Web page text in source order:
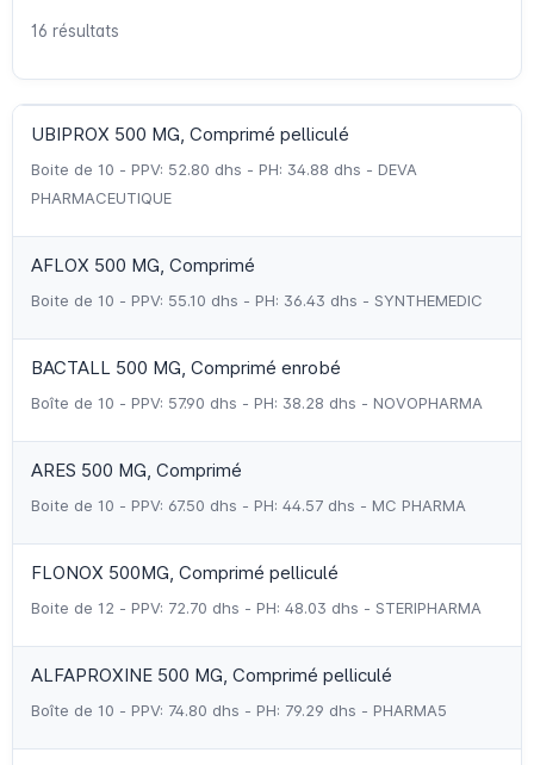
16 résultats
UBIPROX 500 MG, Comprimé pelliculé
Boite de 10 - PPV: 52.80 dhs - PH: 34.88 dhs - DEVA
PHARMACEUTIQUE
AFLOX 500 MG, Comprimé
Boite de 10 - PPV: 55.10 dhs - PH: 36.43 dhs - SYNTHEMEDIC
BACTALL 500 MG, Comprimé enrobé
Boîte de 10 - PPV: 57.90 dhs - PH: 38.28 dhs - NOVOPHARMA
ARES 500 MG, Comprimé
Boite de 10 - PPV: 67.50 dhs - PH: 44.57 dhs - MC PHARMA
FLONOX 500MG, Comprimé pelliculé
Boite de 12 - PPV: 72.70 dhs - PH: 48.03 dhs - STERIPHARMA
ALFAPROXINE 500 MG, Comprimé pelliculé
Boîte de 10 - PPV: 74.80 dhs - PH: 79.29 dhs - PHARMA5